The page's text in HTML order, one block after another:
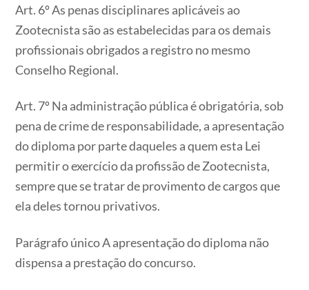
Art. 6º As penas disciplinares aplicáveis ao
Zootecnista são as estabelecidas para os demais
profissionais obrigados a registro no mesmo
Conselho Regional.
Art. 7º Na administração pública é obrigatória, sob
pena de crime de responsabilidade, a apresentação
do diploma por parte daqueles a quem esta Lei
permitir o exercício da profissão de Zootecnista,
sempre que se tratar de provimento de cargos que
ela deles tornou privativos.
Parágrafo único A apresentação do diploma não
dispensa a prestação do concurso.